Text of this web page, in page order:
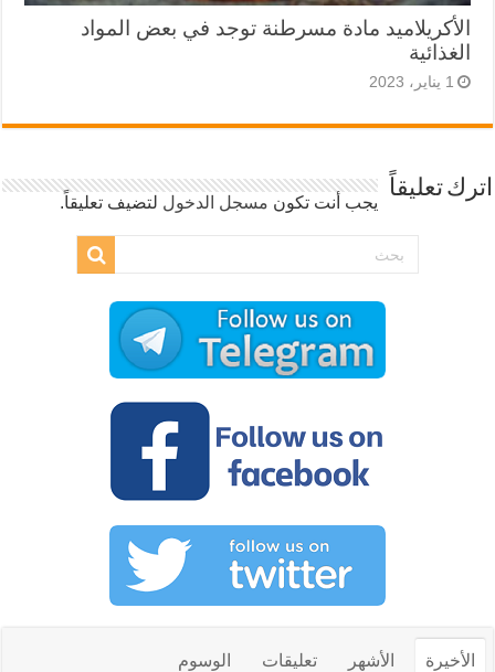
الأكريلاميد مادة مسرطنة توجد في بعض المواد
الغذائية
1 يناير، 2023
اترك تعليقاً
يجب أنت تكون مسجل الدخول لتضيف تعليقاً.
الأخيرة الأشهر تعليقات الوسوم